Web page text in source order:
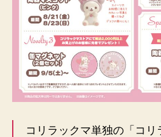
コリラックマ単独の「コ